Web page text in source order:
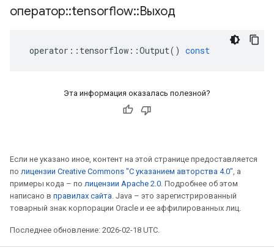
оператор::tensorflow::Выход
operator :: tensorflow ::Output() const
Эта информация оказалась полезной?
Если не указано иное, контент на этой странице предоставляется
по лицензии Creative Commons "С указанием авторства 4.0", а
примеры кода – по лицензии Apache 2.0. Подробнее об этом
написано в правилах сайта. Java – это зарегистрированный
товарный знак корпорации Oracle и ее аффилированных лиц.
Последнее обновление: 2026-02-18 UTC.